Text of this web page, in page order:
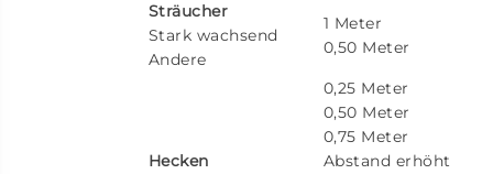
Sträucher
Stark wachsend
Andere
1 Meter
0,50 Meter
Hecken
0,25 Meter
0,50 Meter
0,75 Meter
Abstand erhöht